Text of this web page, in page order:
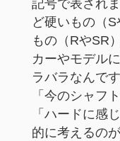
記号で表され
ど硬いもの（
もの（RやSR
カーやモデル
ラバラなんで
「今のシャフ
「ハードに感
的に考えるの